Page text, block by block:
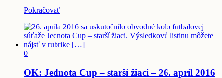
Pokračovať
0
OK: Jednota Cup – starší žiaci – 26. apríl 2016